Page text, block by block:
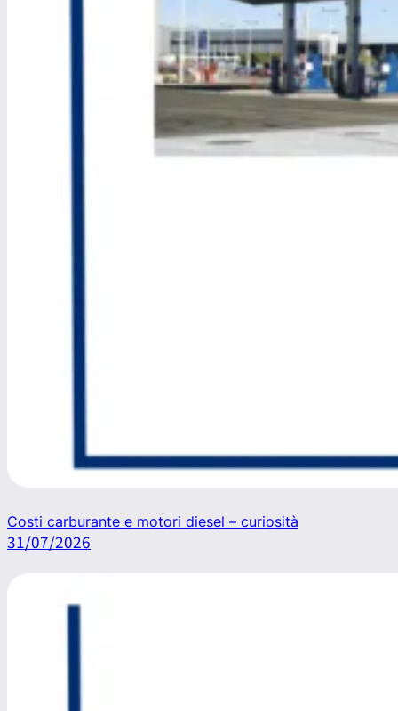
Costi carburante e motori diesel – curiosità
31/07/2026